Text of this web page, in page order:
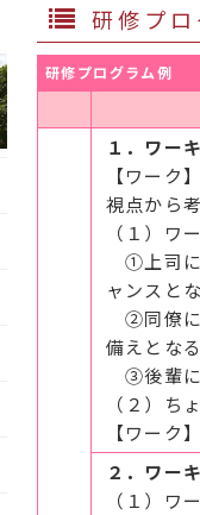
研修プ
研修プログラム例
１．ワー
【ワー
視点から
（１）ワ
①上司に
ャンスと
②同僚に
備えとなる
③後輩に
（２）ち
【ワーク
２．ワー
（１）ワ